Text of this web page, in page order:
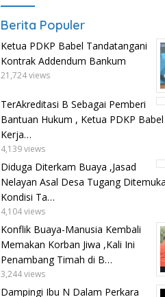
Berita Populer
Ketua PDKP Babel Tandatangani
Kontrak Addendum Bankum
21,724 views
TerAkreditasi B Sebagai Pemberi
Bantuan Hukum , Ketua PDKP
Kerja…
4,139 views
Diduga Diterkam Buaya ,Jasad
Nelayan Asal Desa Tugang
Kondisi Ta…
4,104 views
Konflik Buaya-Manusia Kembali
Memakan Korban Jiwa ,Kali Ini
Penambang Timah di B…
3,244 views
Dampingi Ibu N Dalam Perkara